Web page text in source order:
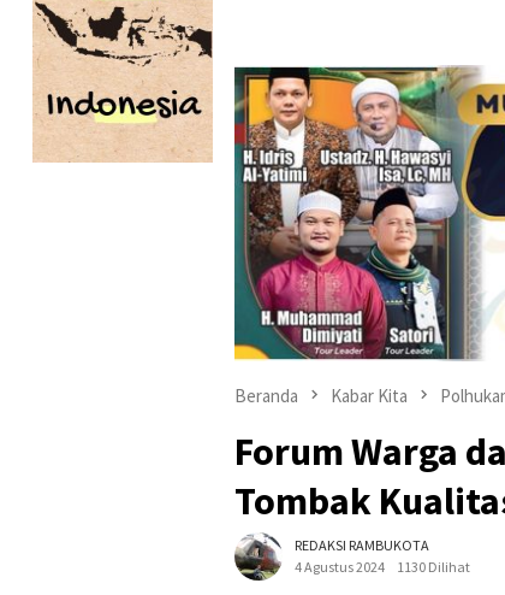
Beranda Kabar Kita
Forum Warga
Tombak
REDAKSI RAMBUKOTA
4 Agustus 2024
1130 Dilihat